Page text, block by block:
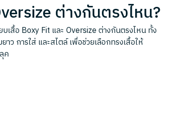
ต่างกันตรงไหน?
บเสื้อ Boxy Fit และ Oversize ต่างกันตรงไหน ทั้ง
าว การใส่ และสไตล์ เพื่อช่วยเลือกทรงเสื้อให้
ค